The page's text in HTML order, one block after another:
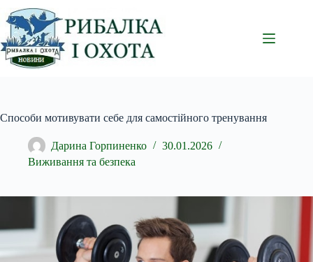
Перейти
до
вмісту
Способи мотивувати себе для самостійного тренування
Дарина Горпиненко
30.01.2026
Виживання та безпека